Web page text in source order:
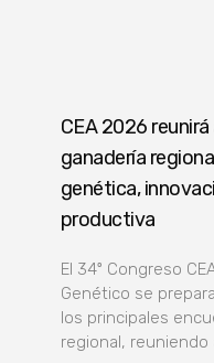
CEA 2026
ganadería
genética,
productiva
El 34º Congreso
Genético se
los principales
regional, reuniendo